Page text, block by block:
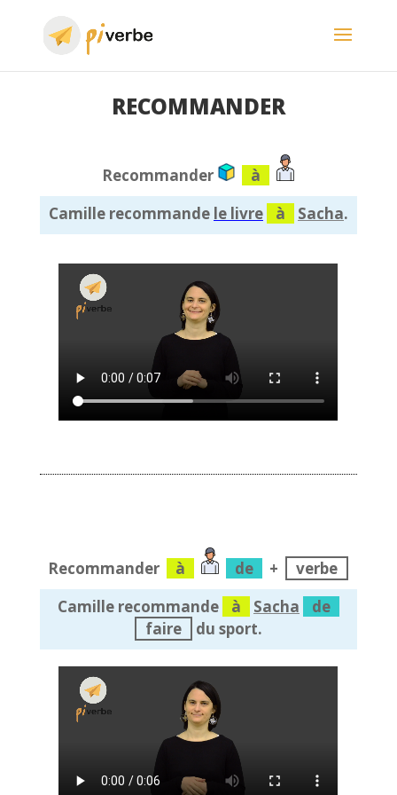
RECOMMANDER
Recommander
à
Camille recommande le livre à Sacha.
Recommander à de +
verbe
Camille recommande
à Sacha
de
faire
du sport.